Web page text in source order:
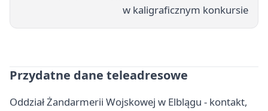
w kaligraficznym konkursie
Przydatne dane teleadresowe
Oddział Żandarmerii Wojskowej w Elblągu - kontakt,